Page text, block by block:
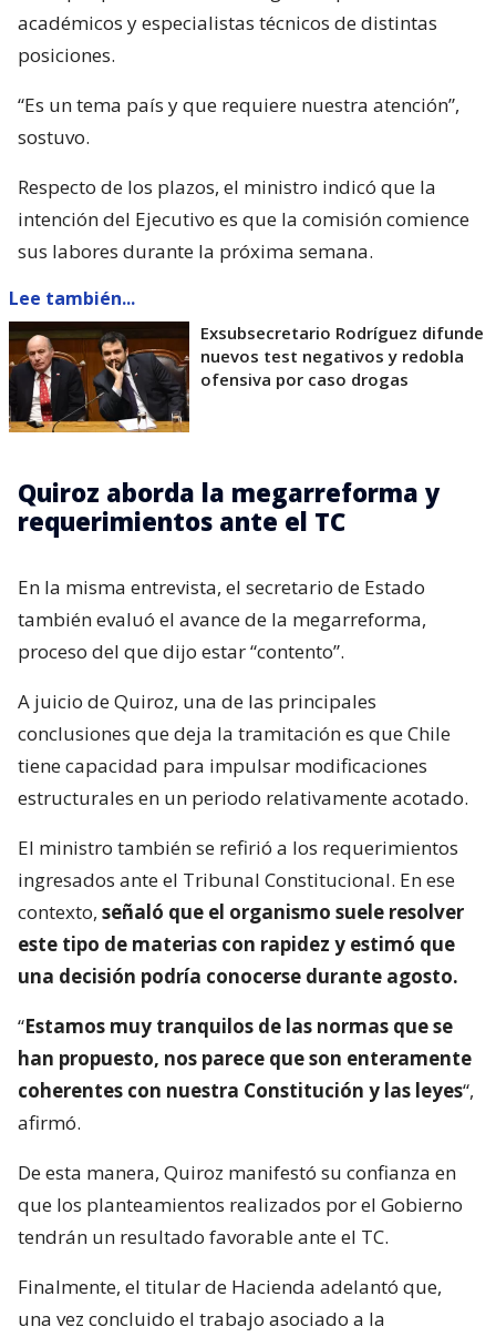
académicos y especialistas técnicos de distintas
posiciones.
“Es un tema país y que requiere nuestra atención”,
sostuvo.
Respecto de los plazos, el ministro indicó que la
intención del Ejecutivo es que la comisión comience
sus labores durante la próxima semana.
Lee también...
Exsubsecretario Rodríguez difunde
nuevos test negativos y redobla
ofensiva por caso drogas
Quiroz aborda la megarreforma y
requerimientos ante el TC
En la misma entrevista, el secretario de Estado
también evaluó el avance de la megarreforma,
proceso del que dijo estar “contento”.
A juicio de Quiroz, una de las principales
conclusiones que deja la tramitación es que Chile
tiene capacidad para impulsar modificaciones
estructurales en un periodo relativamente acotado.
El ministro también se refirió a los requerimientos
ingresados ante el Tribunal Constitucional. En ese
contexto, señaló que el organismo suele resolver
este tipo de materias con rapidez y estimó que
una decisión podría conocerse durante agosto.
“Estamos muy tranquilos de las normas que se
han propuesto, nos parece que son enteramente
coherentes con nuestra Constitución y las leyes“,
afirmó.
De esta manera, Quiroz manifestó su confianza en
que los planteamientos realizados por el Gobierno
tendrán un resultado favorable ante el TC.
Finalmente, el titular de Hacienda adelantó que,
una vez concluido el trabajo asociado a la